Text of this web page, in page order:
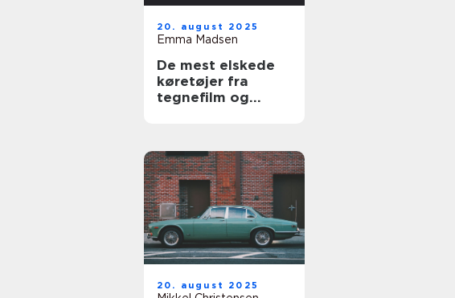
20. august 2025
Emma Madsen
De mest elskede
køretøjer fra
tegnefilm og
20. august 2025